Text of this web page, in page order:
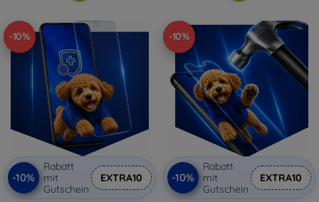
-10%
-10%
Rabatt
mit
Gutschein
EXTRA10
-10%
-10%
Rabatt
mit
Gutschein
EXTRA10